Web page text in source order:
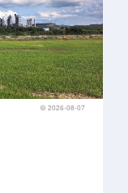
2026-08-07